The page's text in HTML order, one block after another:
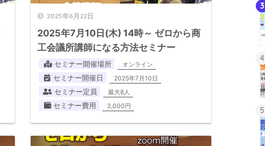
2025年6月22日
2025年7月10日(木) 14時～ ゼロから商
工会議所講師になる方法セミナー
セミナー開催場所 オンライン
セミナー開催日 2025年7月10日
セミナー定員 最大8人
セミナー費用 3,000円
3
4
5